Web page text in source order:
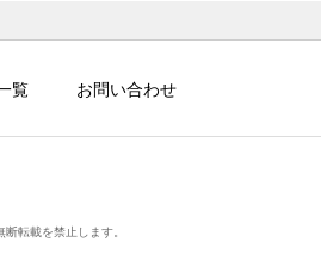
覧 お問い合わせ
転載を禁止します。